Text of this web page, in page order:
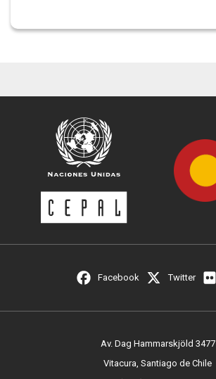
Facebook Twitter
Av. Dag Hammarskjöld 3477
Vitacura, Santiago de Chile